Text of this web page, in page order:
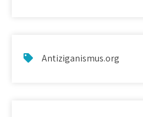
Antiziganismus.org